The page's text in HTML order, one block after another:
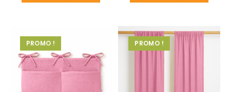
PROMO ! PROMO !